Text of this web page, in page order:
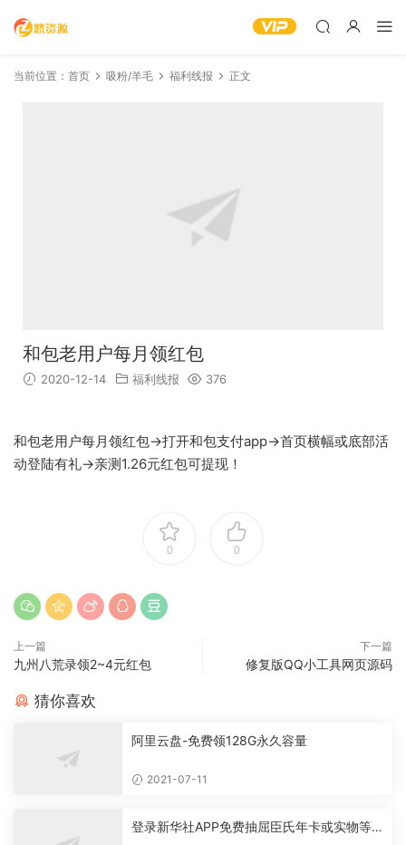
当前位置： 首页 吸粉/羊毛 福利线报 正文
和包老用户每月领红包
2020-12-14 福利线报 376
和包老用户每月领红包->打开和包支付app->首页横幅或底部活
动登陆有礼->亲测1.26元红包可提现！
0 0
上一篇
九州八荒录领2~4元红包
下一篇
修复版QQ小工具网页源码
猜你喜欢
阿里云盘-免费领128G永久容量
2021-07-11
登录新华社APP免费抽屈臣氏年卡或实物等